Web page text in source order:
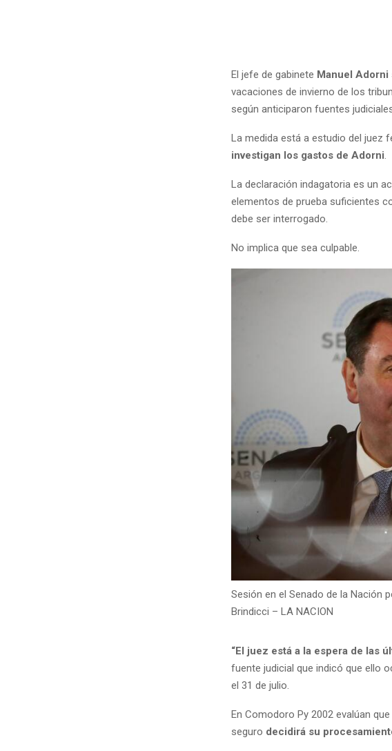
El jefe de gabinete Manuel Adorni
vacaciones de invierno de los
según anticiparon fuentes judiciales
La medida está a estudio del juez
investigan los gastos de Adorni
La declaración indagatoria es un
elementos de prueba suficientes
debe ser interrogado.
No implica que sea culpable.
Sesión en el Senado de la Nación
Brindicci – LA NACION
“El juez está a la espera de las
fuente judicial que indicó que ello
el 31 de julio.
En Comodoro Py 2002 evalúan
seguro decidirá su